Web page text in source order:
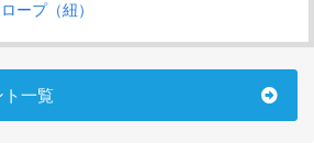
ープ（紐）
ト一覧